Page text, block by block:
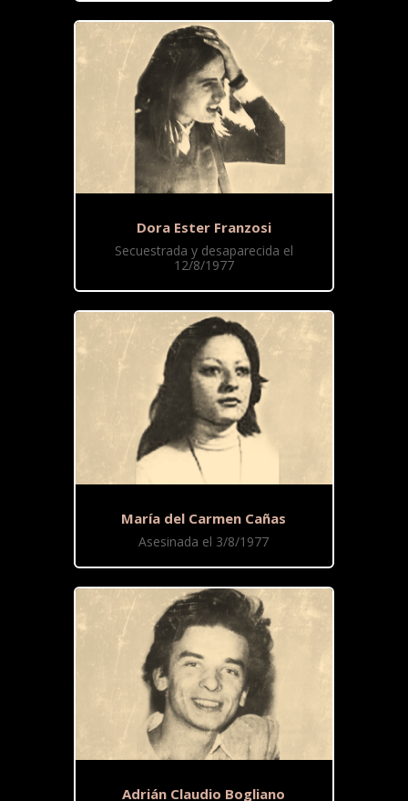
Dora Ester Franzosi
Secuestrada y desaparecida el
12/8/1977
María del Carmen Cañas
Asesinada el 3/8/1977
Adrián Claudio Bogliano